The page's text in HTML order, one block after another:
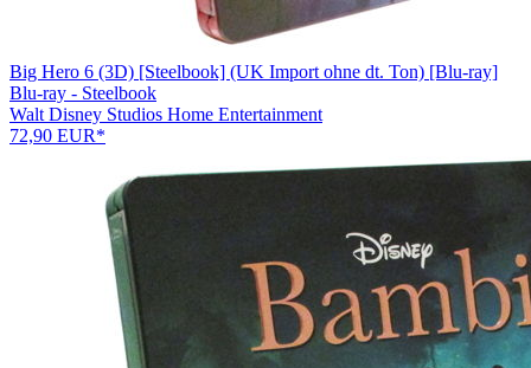
Big Hero 6 (3D) [Steelbook] (UK Import ohne dt. Ton) [Blu-ray]
Blu-ray - Steelbook
Walt Disney Studios Home Entertainment
72,90 EUR*